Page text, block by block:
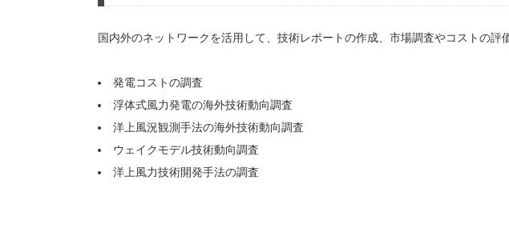
国内外のネットワークを活用して、技術レポートの作成、市場調査やコストの評
発電コストの調査
浮体式風力発電の海外技術動向調査
洋上風況観測手法の海外技術動向調査
ウェイクモデル技術動向調査
洋上風力技術開発手法の調査